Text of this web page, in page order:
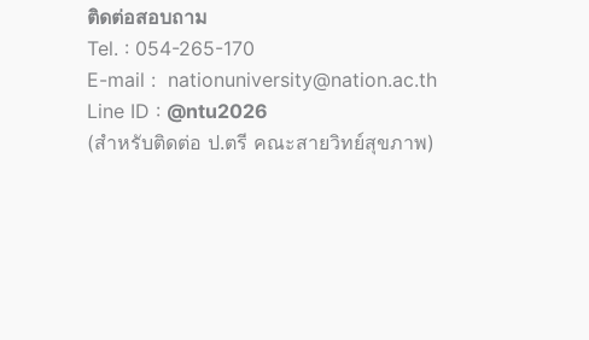
ติดต่อสอบถาม
Tel. : 054-265-170
E-mail : nationuniversity@nation.ac.th
Line ID : @ntu2026
(สำหรับติดต่อ ป.ตรี คณะสายวิทย์สุขภาพ)